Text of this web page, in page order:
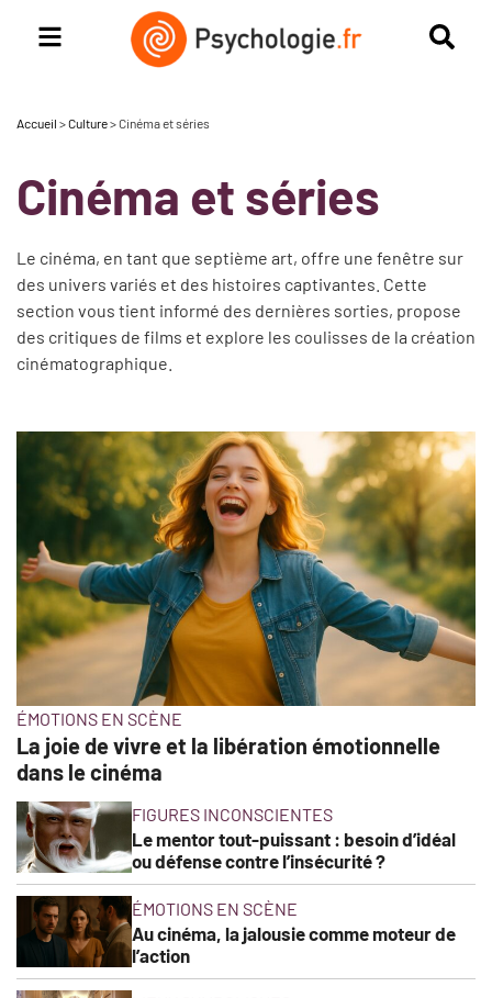
Accueil >Culture>Cinéma et séries
Cinéma et séries
Le cinéma, en tant que septième art, offre une fenêtre sur
des univers variés et des histoires captivantes. Cette
section vous tient informé des dernières sorties, propose
des critiques de films et explore les coulisses de la création
cinématographique.
ÉMOTIONS EN SCÈNE
La joie de vivre et la libération émotionnelle
dans le cinéma
FIGURES INCONSCIENTES
Le mentor tout-puissant : besoin d’idéal
ou défense contre l’insécurité ?
ÉMOTIONS EN SCÈNE
Au cinéma, la jalousie comme moteur de
l’action